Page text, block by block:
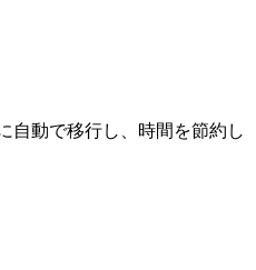
自動で移行し、時間を節約し